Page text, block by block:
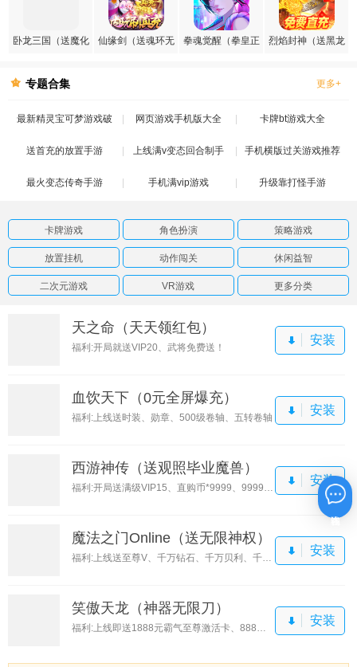
卧龙三国（送魔化
仙缘剑（送魂环无
拳魂觉醒（拳皇正
烈焰封神（送黑龙
专题合集 更多+
最新精灵宝可梦游戏破
解版
网页游戏手机版大全 卡牌bt游戏大全
送首充的放置手游 上线满v变态回合制手
游
手机横版过关游戏推荐
最火变态传奇手游 手机满vip游戏 升级靠打怪手游
卡牌游戏 角色扮演 策略游戏
放置挂机 动作闯关 休闲益智
二次元游戏 VR游戏 更多分类
天之命（天天领红包）
福利:开局就送VIP20、武将免费送！
安装
血饮天下（0元全屏爆充）
福利:上线送时装、勋章、500级卷轴、五转卷轴
安装
西游神传（送观照毕业魔兽）
安装
魔法之门Online（送无限神权）
安装
笑傲天龙（神器无限刀）
安装